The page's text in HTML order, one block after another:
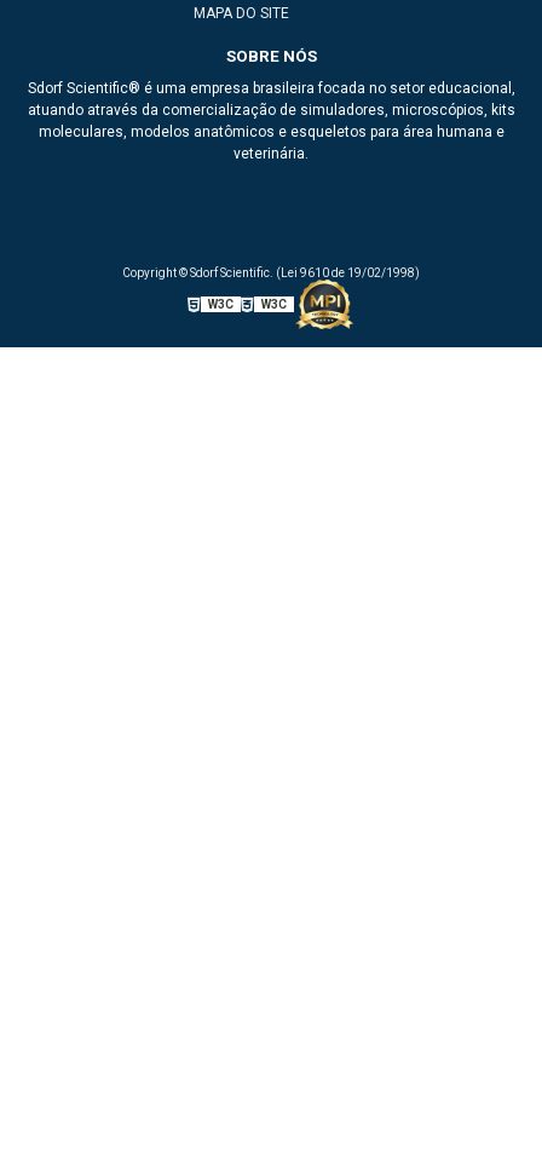
MAPA DO SITE
SOBRE NÓS
Sdorf Scientific® é uma empresa brasileira focada no setor educacional,
atuando através da comercialização de simuladores, microscópios, kits
moleculares, modelos anatômicos e esqueletos para área humana e
veterinária.
Copyright © Sdorf Scientific. (Lei 9610 de 19/02/1998)
W3C W3C